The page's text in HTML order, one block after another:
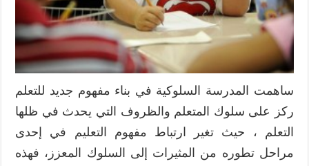
ساهمت المدرسة السلوكية في بناء مفهوم جديد للتعلم
ركز على سلوك المتعلم والظروف التي يحدث في ظلها
التعلم ، حيث تغير ارتباط مفهوم التعليم في إحدى
مراحل تطوره من المثيرات إلى السلوك المعزز، فهذه